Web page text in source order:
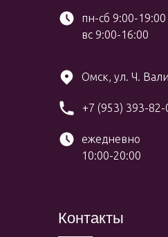
пн-сб 9:00-19:00
вс 9:00-16:00
+7 (953) 393-82-
ежедневно
10:00-20:00
Омск, ул. Ч.
Контакты